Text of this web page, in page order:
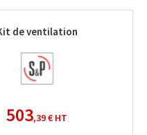
de ventilation
503,39 € HT